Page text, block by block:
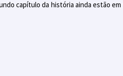
capítulo da história ainda estão